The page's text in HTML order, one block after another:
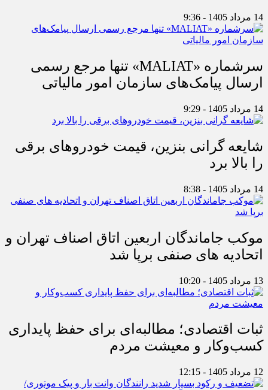
14 مرداد 1405 - 9:36
سرشماره «MALIAT» تنها مرجع رسمی
ارسال پیامک‌های سازمان امور مالیاتی
14 مرداد 1405 - 9:29
شایعه گرانی بنزین، قیمت خودروهای برقی
را بالا برد
14 مرداد 1405 - 8:38
موکب جاماندگان اربعین اتاق اصناف تهران و
اتحادیه های صنفی برپا شد
13 مرداد 1405 - 10:20
ثبات اقتصادی؛ مطالبه‌ای برای حفظ پایداری
کسب‌وکار و معیشت مردم
12 مرداد 1405 - 12:15